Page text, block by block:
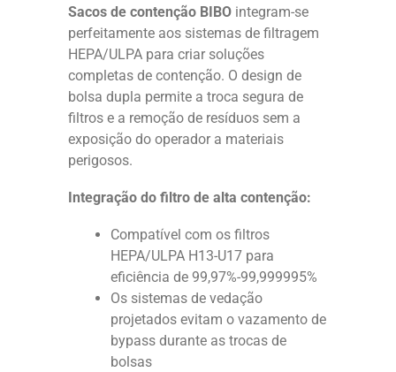
Sacos de contenção BIBO integram-se
perfeitamente aos sistemas de filtragem
HEPA/ULPA para criar soluções
completas de contenção. O design de
bolsa dupla permite a troca segura de
filtros e a remoção de resíduos sem a
exposição do operador a materiais
perigosos.
Integração do filtro de alta contenção:
Compatível com os filtros
HEPA/ULPA H13-U17 para
eficiência de 99,97%-99,999995%
Os sistemas de vedação
projetados evitam o vazamento de
bypass durante as trocas de
bolsas